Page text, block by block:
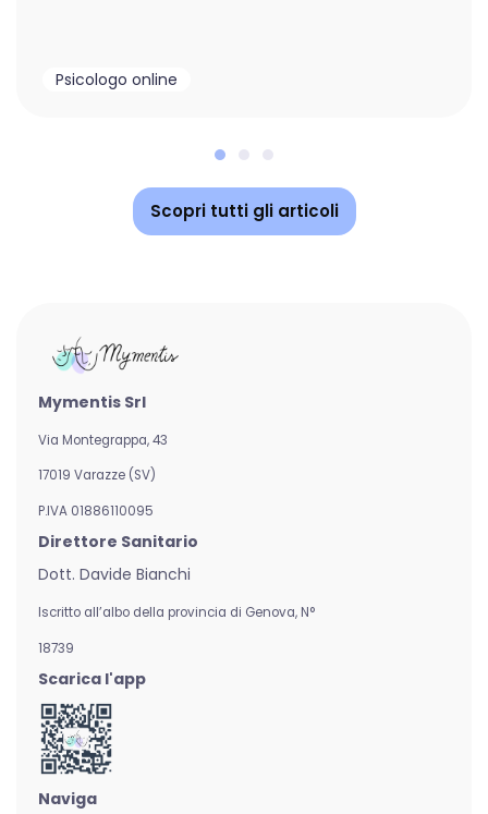
Psicologo online
Scopri tutti gli articoli
Mymentis Srl
Via Montegrappa, 43
17019 Varazze (SV)
P.IVA 01886110095
Direttore Sanitario
Dott. Davide Bianchi
Iscritto all’albo della provincia di Genova, N°
18739
Scarica l'app
Naviga